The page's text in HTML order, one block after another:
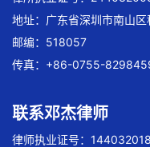
地址：广东省深圳市南山
邮编：518057
传真：+86-0755-
联系邓杰律师
律师执业证号：